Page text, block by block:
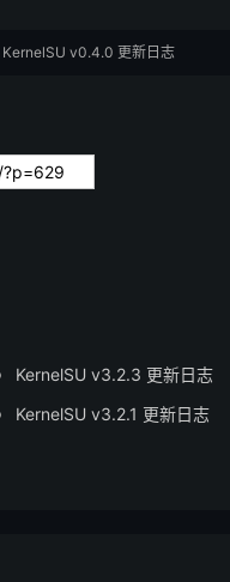
KernelSU v0.4.0 更新日志
KernelSU v3.2.3 更新日志
KernelSU v3.2.1 更新日志